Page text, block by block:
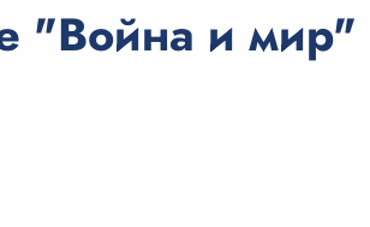
"Война и мир"